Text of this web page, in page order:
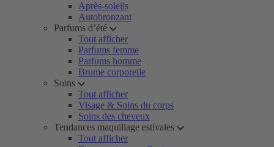
Après-soleils
Autobronzant
Parfums d’été
Tout afficher
Parfums femme
Parfums homme
Brume corporelle
Soins
Tout afficher
Visage & Soins du corps
Soins des cheveux
Tendances maquillage estivales
Tout afficher